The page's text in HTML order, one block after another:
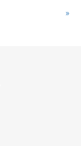
»